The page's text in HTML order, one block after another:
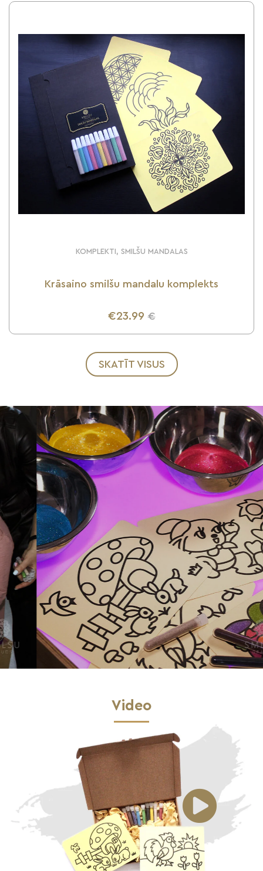
KOMPLEKTI, SMILŠU MANDALAS
Krāsaino smilšu mandalu komplekts
€23.99 €
UZZINI VAIRĀK
SKATĪT VISUS
Video